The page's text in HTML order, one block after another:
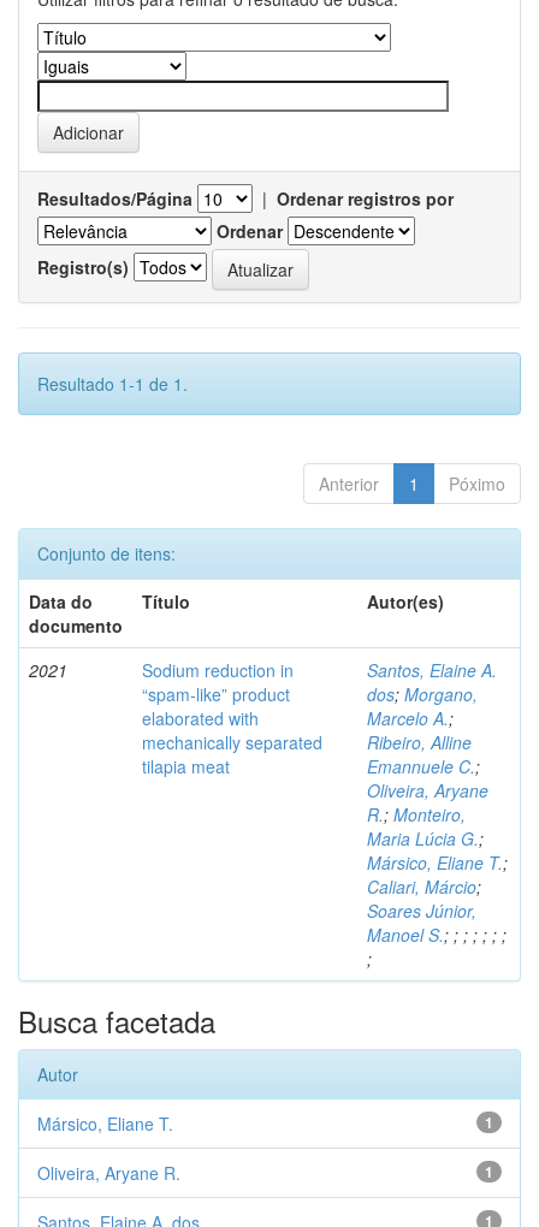
Resultados/Página | Ordenar registros por
Ordenar
Registro(s)
Resultado 1-1 de 1.
Anterior 1 Póximo
Conjunto de itens:
Data do
documento
Título Autor(es)
2021
Sodium reduction in
“spam-like” product
elaborated with
mechanically separated
tilapia meat
Santos, Elaine A.
dos; Morgano,
Marcelo A.;
Ribeiro, Alline
Emannuele C.;
Oliveira, Aryane
R.; Monteiro,
Maria Lúcia G.;
Mársico, Eliane T.;
Caliari, Márcio;
Soares Júnior,
Manoel S.; ; ; ; ; ; ;
;
Busca facetada
Autor
1
Mársico, Eliane T.
1
Oliveira, Aryane R.
1